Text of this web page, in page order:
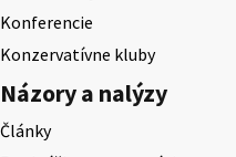
Konferencie
Konzervatívne kluby
Názory a nalýzy
Články